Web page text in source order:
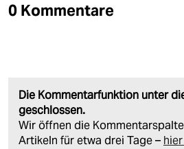
0 Kommentare
Die Kommentarfunktion unter
geschlossen.
Wir öffnen die
Artikeln für etwa drei Tage –